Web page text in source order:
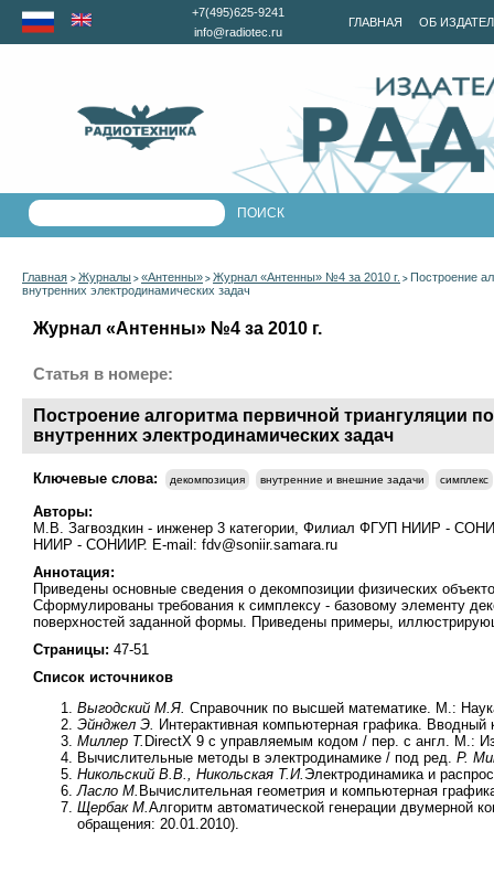
ГЛАВНАЯ ОБ
+7(495)625-9241
info@radiotec.ru
Главная > Журналы > «Антенны» > Журнал «Антенны» №4 за 2010 г. > Построение
внутренних электродинамических задач
Журнал «Антенны» №4 за 2010 г.
Статья в номере:
Построение алгоритма первичной триангуляции
внутренних электродинамических задач
Ключевые слова: декомпозиция внутренние и внешние задачи симплекс
Авторы:
М.В. Загвоздкин - инженер 3 категории, Филиал ФГУП НИИР -
НИИР - СОНИИР. E-mail: fdv@soniir.samara.ru
Аннотация:
Приведены основные сведения о декомпозиции физических
Сформулированы требования к симплексу - базовому элементу
поверхностей заданной формы. Приведены примеры,
Страницы: 47-51
Список источников
Выгодский М.Я. Справочник по высшей математике. М.:
Эйнджел Э. Интерактивная компьютерная графика.
Миллер Т. DirectX 9 с управляемым кодом / пер. с англ. М.:
Вычислительные методы в электродинамике / под ред. Р.
Никольский В.В., Никольская Т.И. Электродинамика и
Ласло М. Вычислительная геометрия и компьютерная
Щербак М.Алгоритм автоматической генерации двумерной
обращения: 20.01.2010).